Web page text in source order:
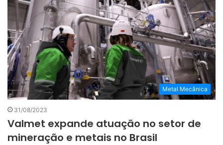
Metal Mecânica
31/08/2023
Valmet expande atuação no setor de
mineração e metais no Brasil